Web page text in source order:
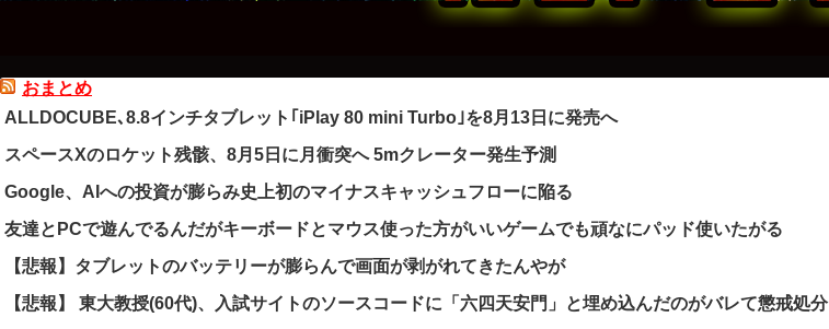
おまとめ
ALLDOCUBE､8.8インチタブレット｢iPlay 80 mini Turbo｣を8月13日に発売へ
スペースXのロケット残骸、8月5日に月衝突へ 5mクレーター発生予測
Google、AIへの投資が膨らみ史上初のマイナスキャッシュフローに陥る
友達とPCで遊んでるんだがキーボードとマウス使った方がいいゲームでも頑なにパッド使いたがる
【悲報】タブレットのバッテリーが膨らんで画面が剥がれてきたんやが
【悲報】 東大教授(60代)、入試サイトのソースコードに「六四天安門」と埋め込んだのがバレて懲戒処分